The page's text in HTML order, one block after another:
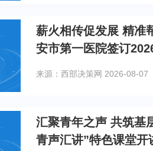
薪火相传促发展 精
安市第一医院签订
来源：西部决策网 2026-08-07
汇聚青年之声 共筑
青声汇讲”特色课堂开